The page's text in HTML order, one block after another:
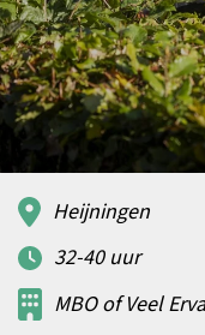
Heijningen
32-40 uur
MBO of Veel